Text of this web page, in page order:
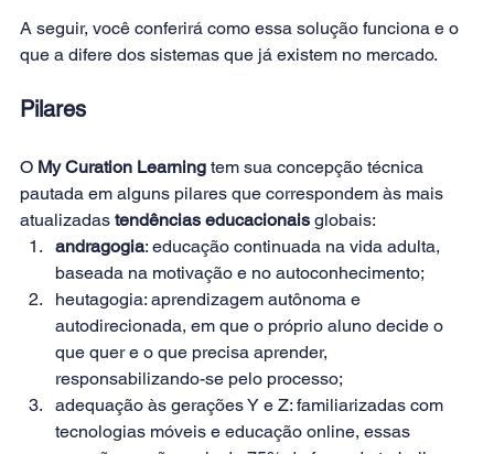
A seguir, você conferirá como essa solução funciona e o
que a difere dos sistemas que já existem no mercado.
Pilares
O My Curation Learning tem sua concepção técnica
pautada em alguns pilares que correspondem às mais
atualizadas tendências educacionais globais:
andragogia: educação continuada na vida adulta,
baseada na motivação e no autoconhecimento;
heutagogia: aprendizagem autônoma e
autodirecionada, em que o próprio aluno decide o
que quer e o que precisa aprender,
responsabilizando-se pelo processo;
adequação às gerações Y e Z: familiarizadas com
tecnologias móveis e educação online, essas